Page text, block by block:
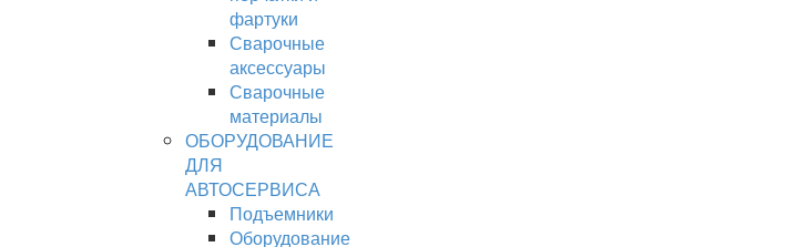
фартуки
Сварочные
аксессуары
Сварочные
материалы
ОБОРУДОВАНИЕ
ДЛЯ
АВТОСЕРВИСА
Подъемники
Оборудование